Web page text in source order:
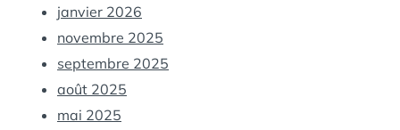
janvier 2026
novembre 2025
septembre 2025
août 2025
mai 2025